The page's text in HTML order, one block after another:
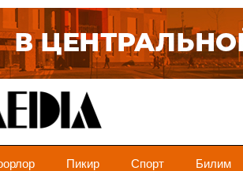
Пикир Спорт Билим